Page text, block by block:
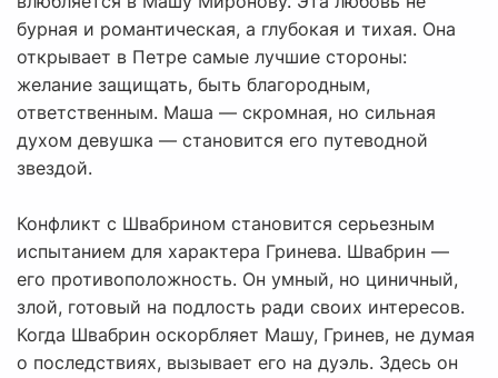
бурная и романтическая, а глубокая и тихая. Она
открывает в Петре самые лучшие стороны:
желание защищать, быть благородным,
ответственным. Маша — скромная, но сильная
духом девушка — становится его путеводной
звездой.
Конфликт с Швабрином становится серьезным
испытанием для характера Гринева. Швабрин —
его противоположность. Он умный, но циничный,
злой, готовый на подлость ради своих интересов.
Когда Швабрин оскорбляет Машу, Гринев, не думая
о последствиях, вызывает его на дуэль. Здесь он